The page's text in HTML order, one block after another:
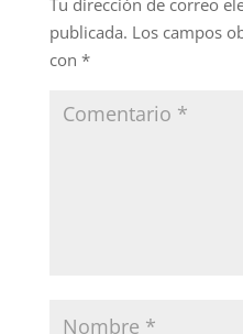
Tu dirección de correo
publicada. Los campos
con *